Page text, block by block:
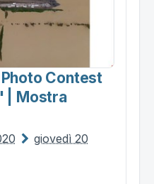
Contest
| Mostra
giovedì 20